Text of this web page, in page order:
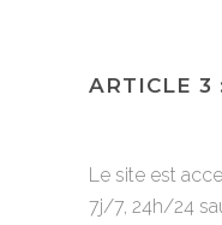
ARTICLE 3
Le site est
7j/7, 24h/24